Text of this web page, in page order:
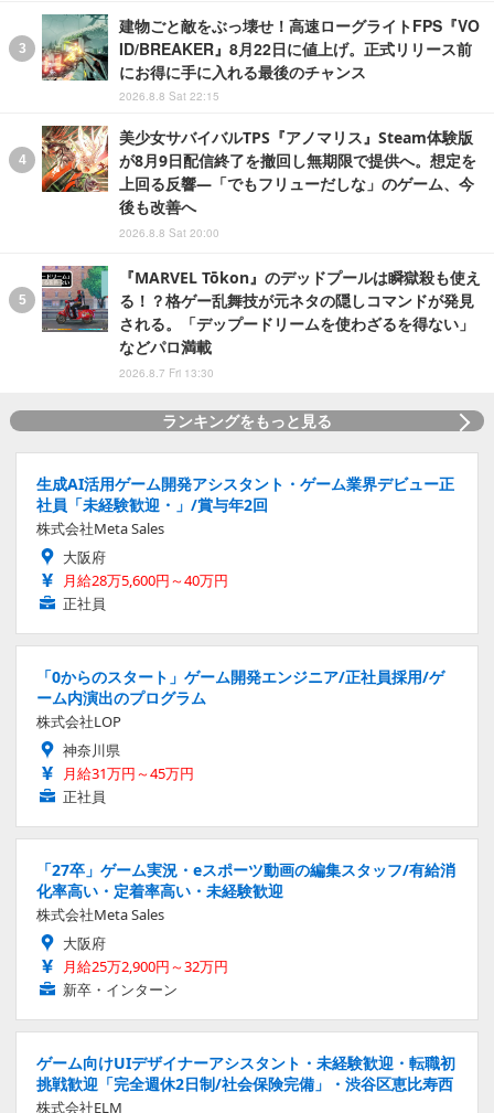
建物ごと敵をぶっ壊せ！高速ローグライトFPS『VO
ID/BREAKER』8月22日に値上げ。正式リリース前
にお得に手に入れる最後のチャンス
2026.8.8 Sat 22:15
美少女サバイバルTPS『アノマリス』Steam体験版
が8月9日配信終了を撤回し無期限で提供へ。想定を
上回る反響―「でもフリューだしな」のゲーム、今
後も改善へ
2026.8.8 Sat 20:00
『MARVEL Tōkon』のデッドプールは瞬獄殺も使え
る！？格ゲー乱舞技が元ネタの隠しコマンドが発見
される。「デップードリームを使わざるを得ない」
などパロ満載
2026.8.7 Fri 13:30
ランキングをもっと見る
生成AI活用ゲーム開発アシスタント・ゲーム業界デビュー正
社員「未経験歓迎・」/賞与年2回
株式会社Meta Sales
大阪府
月給28万5,600円～40万円
正社員
「0からのスタート」ゲーム開発エンジニア/正社員採用/ゲ
ーム内演出のプログラム
株式会社LOP
神奈川県
月給31万円～45万円
正社員
「27卒」ゲーム実況・eスポーツ動画の編集スタッフ/有給消
化率高い・定着率高い・未経験歓迎
株式会社Meta Sales
大阪府
月給25万2,900円～32万円
新卒・インターン
ゲーム向けUIデザイナーアシスタント・未経験歓迎・転職初
挑戦歓迎「完全週休2日制/社会保険完備」・渋谷区恵比寿西
株式会社ELM